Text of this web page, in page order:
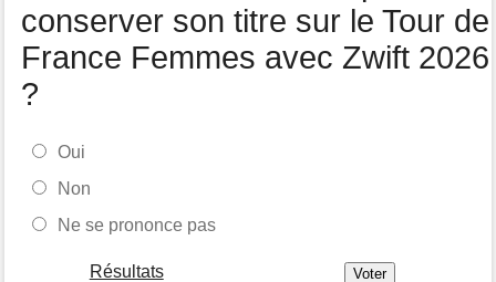
conserver son titre sur le Tour de
France Femmes avec Zwift 2026
?
Oui
Non
Ne se prononce pas
Résultats